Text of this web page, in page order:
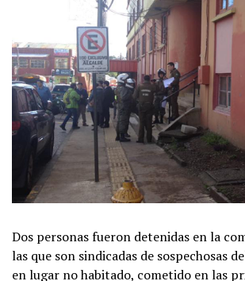
Dos personas fueron detenidas en la
las que son sindicadas de sospechosas
en lugar no habitado, cometido en las